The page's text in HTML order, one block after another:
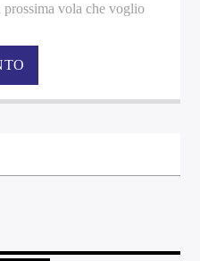
vola che voglio